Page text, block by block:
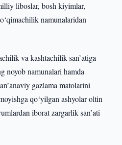
liboslar, bosh kiyimlar,
namunalaridan
va kashtachilik san’atiga
noyob namunalari hamda
gazlama matolarini
qo‘yilgan ashyolar oltin
iborat zargarlik san’ati